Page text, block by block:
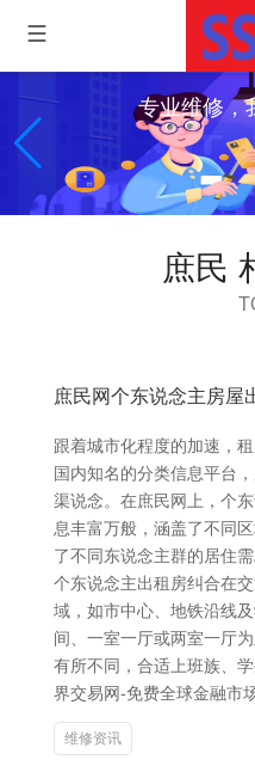
专业维修，
庶民
庶民网个东说念主房屋
跟着城市化程度的加速，
国内知名的分类信息平台
渠说念。在庶民网上，个
息丰富万般，涵盖了不同
了不同东说念主群的居住
个东说念主出租房纠合在
域，如市中心、地铁沿线
间、一室一厅或两室一厅
有所不同，合适上班族、
界交易网-免费全球金融市
维修资讯